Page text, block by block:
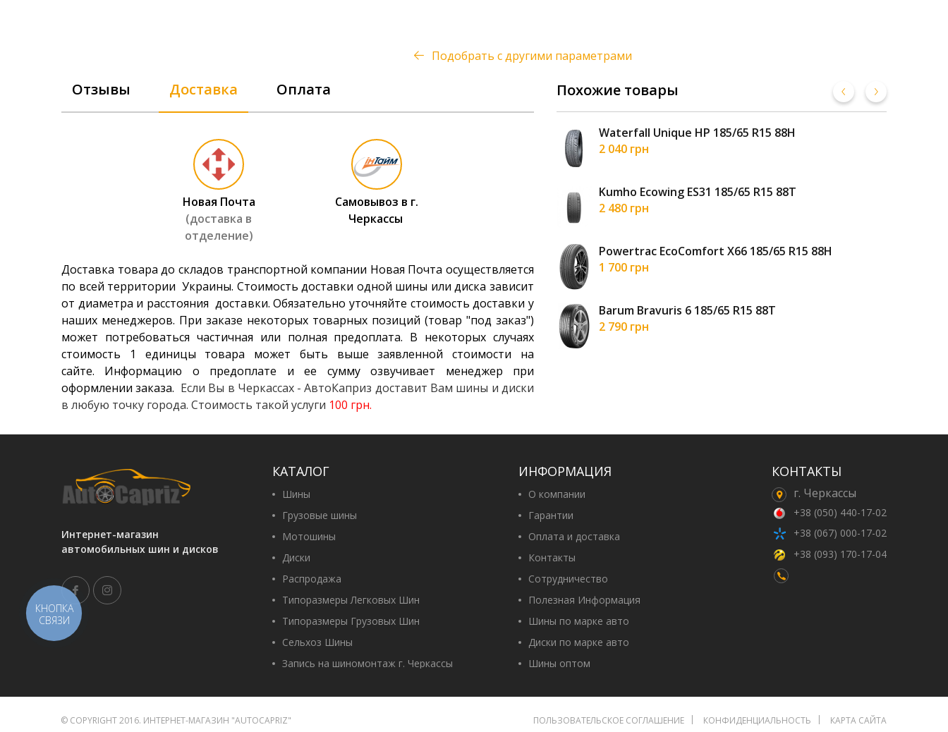
Подобрать с другими параметрами
Отзывы Доставка Оплата
Новая Почта
(доставка в
отделение)
Самовывоз в г.
Черкассы
Доставка товара до складов транспортной компании Новая Почта осуществляется
по всей территории Украины. Стоимость доставки одной шины или диска зависит
от диаметра и расстояния доставки. Обязательно уточняйте стоимость доставки у
наших менеджеров. При заказе некоторых товарных позиций (товар "под заказ")
может потребоваться частичная или полная предоплата. В некоторых случаях
стоимость 1 единицы товара может быть выше заявленной стоимости на
сайте. Информацию о предоплате и ее сумму озвучивает менеджер при
оформлении заказа. Если Вы в Черкассах - АвтоКаприз доставит Вам шины и диски
в любую точку города. Стоимость такой услуги 100 грн.
Похожие товары
Riken Summer 3 185/65 R15 92H XL
1 910 грн
Hifly HF-261 185/65 R15 88H
1 630 грн
Waterfall Unique HP 185/65 R15 88H
2 040 грн
Kumho Ecowing ES31 185/65 R15 88T
2 480 грн
Powertrac EcoComfort X66 185/65 R15 88H
1 700 грн
Barum Bravuris 6 185/65 R15 88T
2 790 грн
Интернет-магазин
автомобильных шин и дисков
КАТАЛОГ
Шины
Грузовые шины
Мотошины
Диски
Распродажа
Типоразмеры Легковых Шин
Типоразмеры Грузовых Шин
Сельхоз Шины
Запись на шиномонтаж г. Черкассы
ИНФОРМАЦИЯ
О компании
Гарантии
Оплата и доставка
Контакты
Сотрудничество
Полезная Информация
Шины по марке авто
Диски по марке авто
Шины оптом
КОНТАКТЫ
г. Черкассы
+38 (050) 440-17-02
+38 (067) 000-17-02
+38 (093) 170-17-04
© COPYRIGHT 2016. ИНТЕРНЕТ-МАГАЗИН "AUTOCAPRIZ" ПОЛЬЗОВАТЕЛЬСКОЕ СОГЛАШЕНИЕ КОНФИДЕНЦИАЛЬНОСТЬ КАРТА САЙТА
КНОПКА
СВЯЗИ